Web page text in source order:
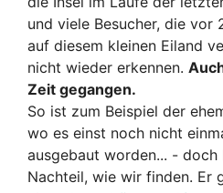
und viele Besucher, die vor
auf diesem kleinen Eiland
nicht wieder erkennen.
Zeit gegangen.
So ist zum Beispiel der
wo es einst noch nicht
ausgebaut worden... - doch
Nachteil, wie wir finden. Er